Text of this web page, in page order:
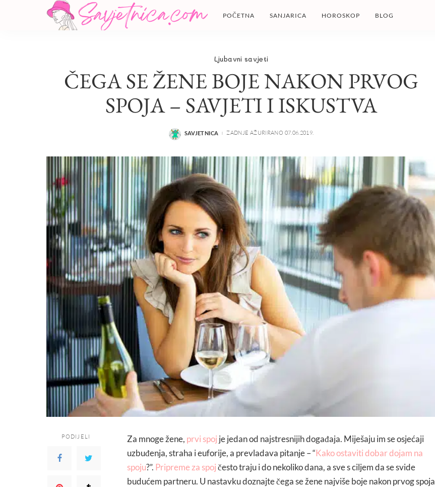
POČETNA SANJARICA HOROSKOP BLOG
Ljubavni savjeti
ČEGA SE ŽENE BOJE NAKON PRVOG
SPOJA – SAVJETI I ISKUSTVA
POSTED
SAVJETNICA ZADNJE AŽURIRANO 07.06.2019.
PODIJELI Za mnoge žene, prvi spoj je jedan od najstresnijih događaja. Miješaju im se osjećaji
uzbuđenja, straha i euforije, a prevladava pitanje – “Kako ostaviti dobar dojam na
spoju?”. Pripreme za spojčesto traju i do nekoliko dana, a sve s ciljem da se svide
budućem partneru. U nastavku doznajte čega se žene najviše boje nakon prvog spoja